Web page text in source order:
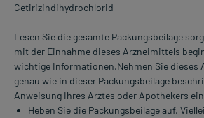
Cetirizindihydrochlorid
Lesen Sie die gesamte Packungsbeilage
mit der Einnahme dieses Arzneimittels
wichtige Informationen.Nehmen Sie dieses
genau wie in dieser Packungsbeilage
Anweisung Ihres Arztes oder Apothekers
Heben Sie die Packungsbeilage auf.